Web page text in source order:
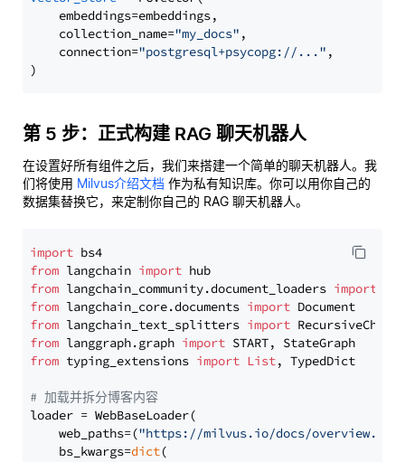
    embeddings=embeddings,
    collection_name=
"my_docs" ,
    connection=
"postgresql+psycopg://..." ,
第 5 步：正式构建 RAG 聊天机器人
在设置好所有组件之后，我们来搭建一个简单的聊天机器人。我
们将使用 Milvus介绍文档 作为私有知识库。你可以用你自己的
数据集替换它，来定制你自己的 RAG 聊天机器人。
import
from langchain import
from langchain_community.document_loaders import
from langchain_core.documents import
from langchain_text_splitters import
from langgraph.graph import
from typing_extensions import List, TypedDict
# 加载并拆分博客内容
loader = WebBaseLoader(
    web_paths=(
"https://milvus.io/docs/overview.md"
    bs_kwargs=
dict(